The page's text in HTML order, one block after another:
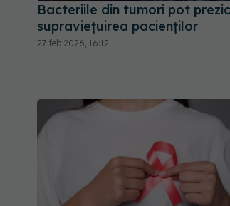
Bacteriile din tumori pot
supraviețuirea pacienților
27 feb 2026, 16:12